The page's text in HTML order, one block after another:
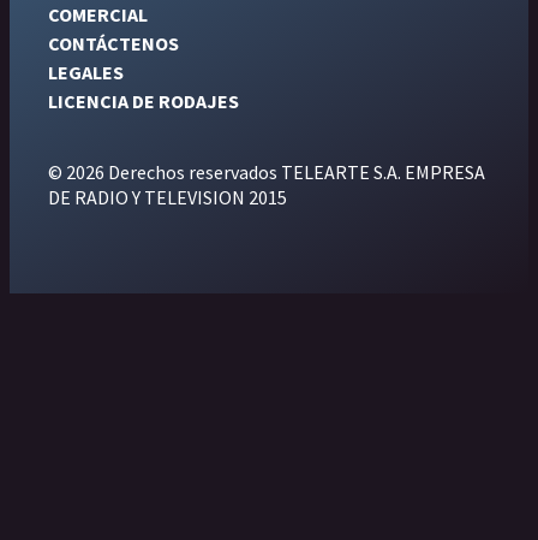
COMERCIAL
CONTÁCTENOS
LEGALES
LICENCIA DE RODAJES
© 2026 Derechos reservados TELEARTE S.A. EMPRESA
DE RADIO Y TELEVISION 2015